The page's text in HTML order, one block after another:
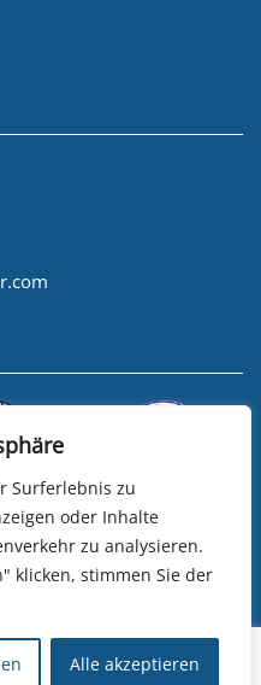
Surferlebnis zu
oder Inhalte
zu analysieren.
klicken, stimmen Sie der
Alle akzeptieren
• Website by
R24k DMC